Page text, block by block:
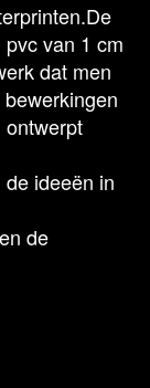
van 1 cm
dat men
ontwerpt
ideeën in
de